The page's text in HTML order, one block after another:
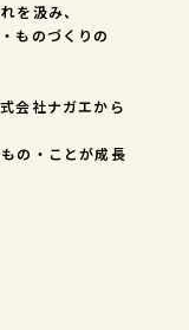
を汲み、
ものづくりの
会社ナガエから
の・ことが成長